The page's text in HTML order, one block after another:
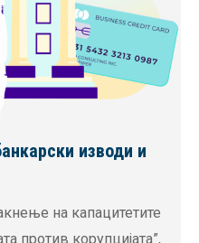
изводи и
на капацитетите
против корупцијата”,